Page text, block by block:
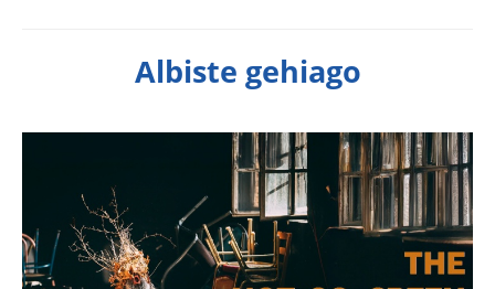
Albiste gehiago